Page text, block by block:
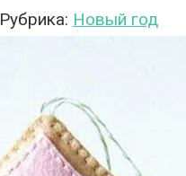
Рубрика: Новый год